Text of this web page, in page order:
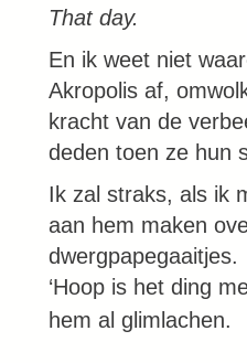
That day.
En ik weet niet
Akropolis af,
kracht van de
deden toen ze hun
Ik zal straks, als ik
aan hem maken
dwergpapegaaitjes.
‘Hoop is het ding
hem al glimlachen.